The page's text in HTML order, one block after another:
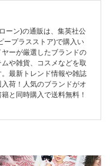
ーン)の通販は、集英社公
ープラスストア)で購入い
ーが厳選したブランドの
や雑貨、コスメなどを取
最新トレンド情報や雑誌
荷！人気のブランドがオ
と同時購入で送料無料！